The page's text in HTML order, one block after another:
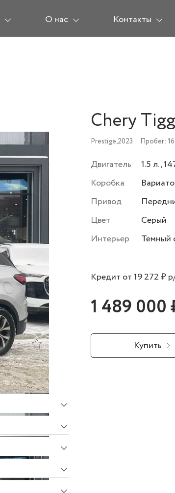
О нас Контакты
Chery
Prestige,2023 Пробег:
Двигатель
1.5 л.,
Коробка
Привод
Цвет
Серый
Интерьер
Темный
Кредит от 19 272 ₽
1 489 000
Купить